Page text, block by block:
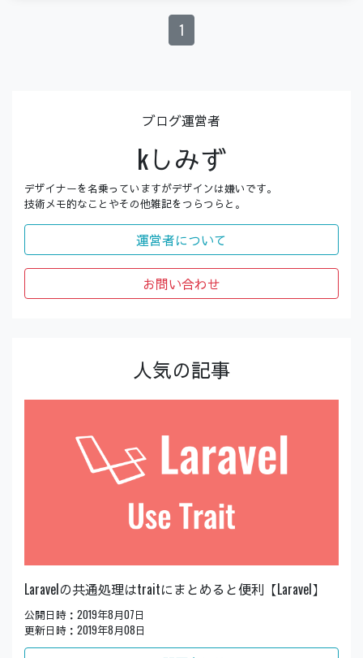
1
ブログ運営者
kしみず
デザイナーを名乗っていますがデザインは嫌いです。
技術メモ的なことやその他雑記をつらつらと。
運営者について
お問い合わせ
人気の記事
Laravelの共通処理はtraitにまとめると便利【Laravel】
公開日時：2019年8月07日
更新日時：2019年8月08日